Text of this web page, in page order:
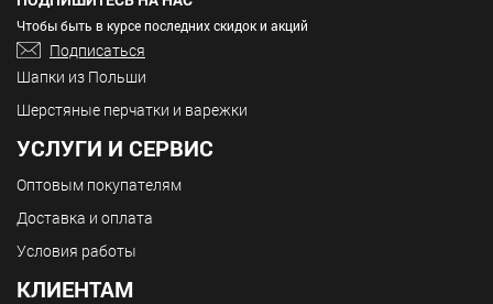
Чтобы быть в курсе последних скидок и акций
Подписаться
Шапки из Польши
Шерстяные перчатки и варежки
УСЛУГИ И СЕРВИС
Оптовым покупателям
Доставка и оплата
Условия работы
КЛИЕНТАМ